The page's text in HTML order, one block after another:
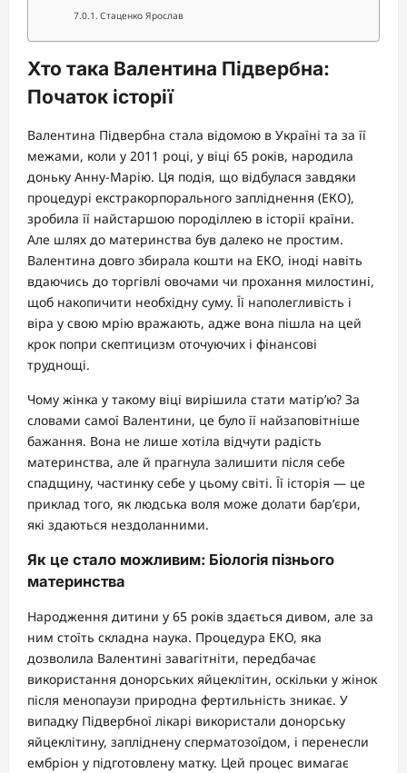
Стаценко Ярослав
Хто така Валентина Підвербна:
Початок історії
Валентина Підвербна стала відомою в Україні та за її
межами, коли у 2011 році, у віці 65 років, народила
доньку Анну-Марію. Ця подія, що відбулася завдяки
процедурі екстракорпорального запліднення (ЕКО),
зробила її найстаршою породіллею в історії країни.
Але шлях до материнства був далеко не простим.
Валентина довго збирала кошти на ЕКО, іноді навіть
вдаючись до торгівлі овочами чи прохання милостині,
щоб накопичити необхідну суму. Її наполегливість і
віра у свою мрію вражають, адже вона пішла на цей
крок попри скептицизм оточуючих і фінансові
труднощі.
Чому жінка у такому віці вирішила стати матір’ю? За
словами самої Валентини, це було її найзаповітніше
бажання. Вона не лише хотіла відчути радість
материнства, але й прагнула залишити після себе
спадщину, частинку себе у цьому світі. Її історія — це
приклад того, як людська воля може долати бар’єри,
які здаються нездоланними.
Як це стало можливим: Біологія пізнього
материнства
Народження дитини у 65 років здається дивом, але за
ним стоїть складна наука. Процедура ЕКО, яка
дозволила Валентині завагітніти, передбачає
використання донорських яйцеклітин, оскільки у жінок
після менопаузи природна фертильність зникає. У
випадку Підвербної лікарі використали донорську
яйцеклітину, запліднену сперматозоїдом, і перенесли
ембріон у підготовлену матку. Цей процес вимагає